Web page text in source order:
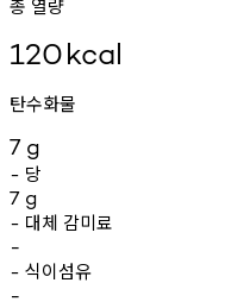
총 열량
120kcal
탄수화물
7 g
- 당
7 g
- 대체 감미료
-
- 식이섬유
-